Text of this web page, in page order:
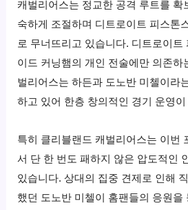
캐벌리어스는 정교한 공격 루트를 확
숙하게 조절하며 디트로이트 피스톤
로 무너뜨리고 있습니다. 디트로이트
이드 커닝햄의 개인 전술에만 의존하
벌리어스는 하든과 도노반 미첼이라
하고 있어 한층 창의적인 경기 운영
특히 클리블랜드 캐벌리어스는 이번
서 단 한 번도 패하지 않은 압도적인
있습니다. 상대의 집중 견제로 인해
했던 도노반 미첼이 홈팬들의 응원을